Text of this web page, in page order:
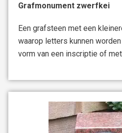
Grafmonument zwerfkei
Een grafsteen met een
waarop letters kunnen
vorm van een inscriptie of